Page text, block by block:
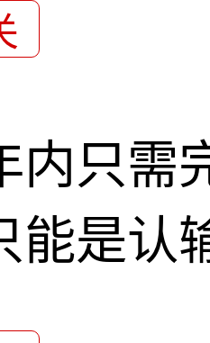
内只需
能是认